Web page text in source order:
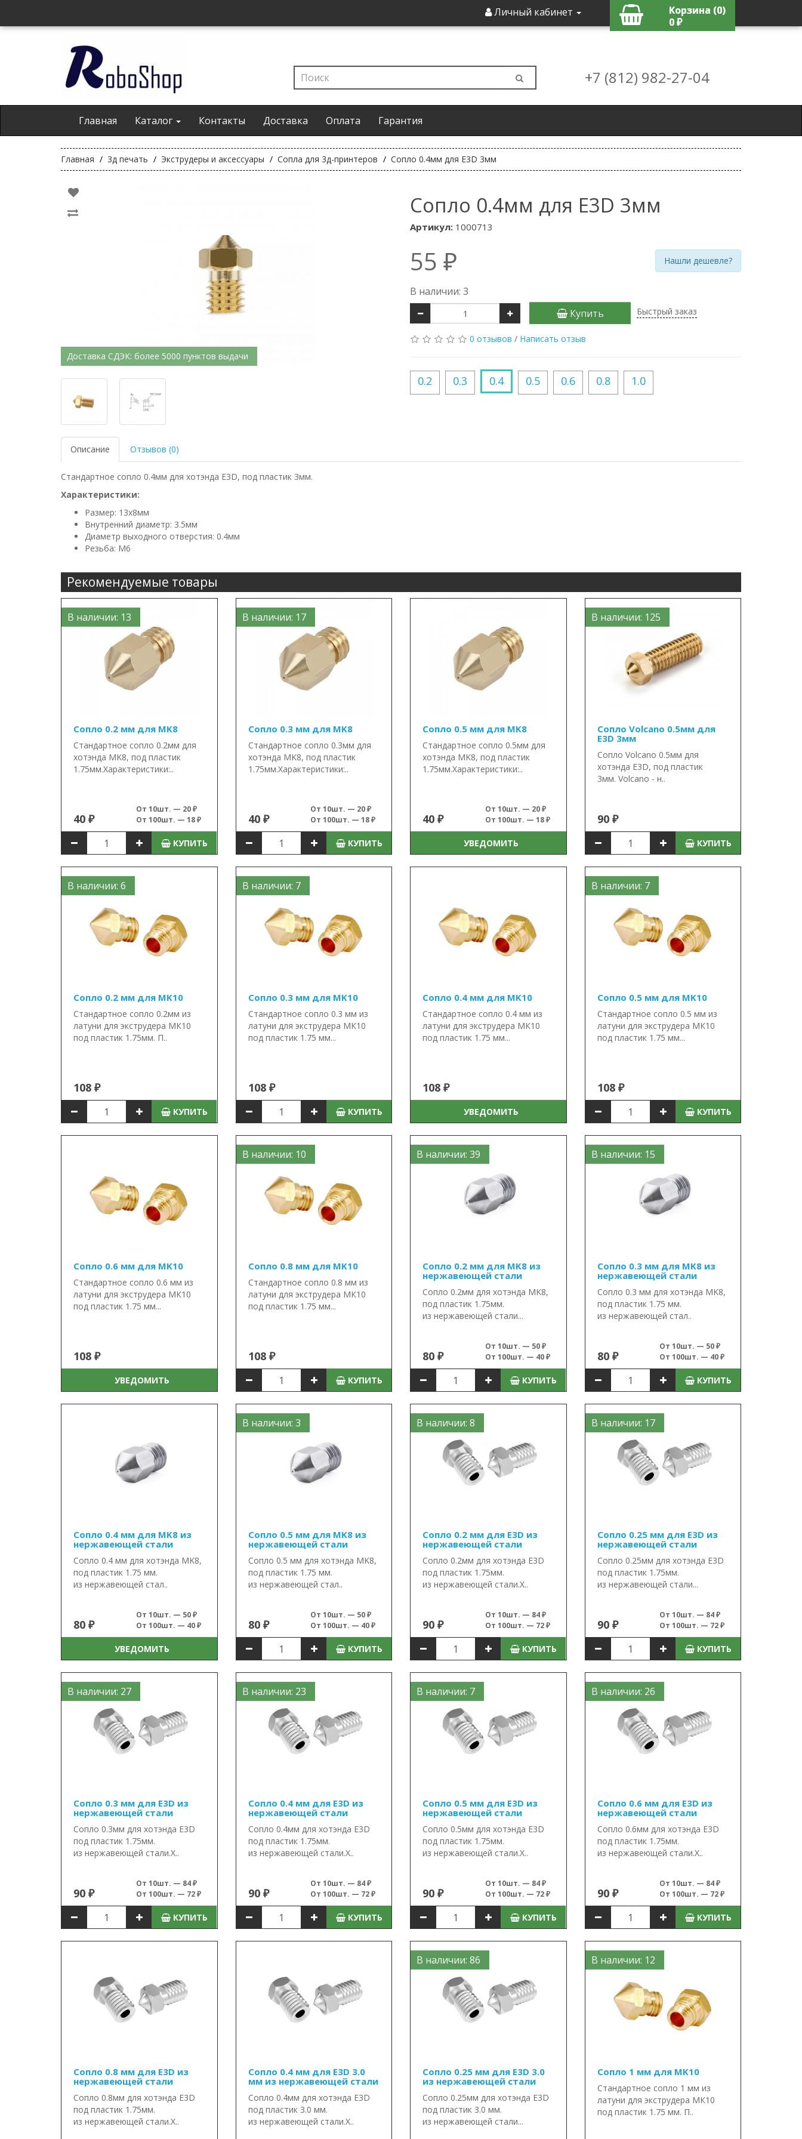
Личный кабинет
Корзина (0)
0 ₽
+7 (812) 982-27-04
Главная Каталог Контакты Доставка Оплата Гарантия
Главная 3д печать Экструдеры и аксессуары Сопла для 3д-принтеров Сопло 0.4мм для E3D 3мм
Доставка СДЭК: более 5000 пунктов выдачи
Сопло 0.4мм для E3D 3мм
Артикул: 1000713
55 ₽ Нашли дешевле?
В наличии: 3
Купить
Быстрый заказ
0 отзывов / Написать отзыв
0.2 0.3 0.4 0.5 0.6 0.8 1.0
Описание Отзывов (0)
Стандартное сопло 0.4мм для хотэнда E3D, под пластик 3мм.
Характеристики:
Размер: 13х8мм
Внутренний диаметр: 3.5мм
Диаметр выходного отверстия: 0.4мм
Резьба: М6
Рекомендуемые товары
В наличии: 13
Сопло 0.2 мм для MK8
Стандартное сопло 0.2мм для
хотэнда MK8, под пластик
1.75мм.Характеристики:..
40 ₽
От 10шт. — 20 ₽
От 100шт. — 18 ₽
КУПИТЬ
В наличии: 17
Сопло 0.3 мм для MK8
Стандартное сопло 0.3мм для
хотэнда MK8, под пластик
1.75мм.Характеристики:..
40 ₽
От 10шт. — 20 ₽
От 100шт. — 18 ₽
КУПИТЬ
Сопло 0.5 мм для MK8
Стандартное сопло 0.5мм для
хотэнда MK8, под пластик
1.75мм.Характеристики:..
40 ₽
От 10шт. — 20 ₽
От 100шт. — 18 ₽
УВЕДОМИТЬ
В наличии: 125
Сопло Volcano 0.5мм для
E3D 3мм
Сопло Volcano 0.5мм для
хотэнда E3D, под пластик
3мм. Volcano - н..
90 ₽
КУПИТЬ
В наличии: 6
Сопло 0.2 мм для MK10
Стандартное сопло 0.2мм из
латуни для экструдера МК10
под пластик 1.75мм. П..
108 ₽
КУПИТЬ
В наличии: 7
Сопло 0.3 мм для MK10
Стандартное сопло 0.3 мм из
латуни для экструдера МК10
под пластик 1.75 мм...
108 ₽
КУПИТЬ
Сопло 0.4 мм для MK10
Стандартное сопло 0.4 мм из
латуни для экструдера МК10
под пластик 1.75 мм...
108 ₽
УВЕДОМИТЬ
В наличии: 7
Сопло 0.5 мм для MK10
Стандартное сопло 0.5 мм из
латуни для экструдера МК10
под пластик 1.75 мм...
108 ₽
КУПИТЬ
Сопло 0.6 мм для MK10
Стандартное сопло 0.6 мм из
латуни для экструдера МК10
под пластик 1.75 мм...
108 ₽
УВЕДОМИТЬ
В наличии: 10
Сопло 0.8 мм для MK10
Стандартное сопло 0.8 мм из
латуни для экструдера МК10
под пластик 1.75 мм...
108 ₽
КУПИТЬ
В наличии: 39
Сопло 0.2 мм для MK8 из
нержавеющей стали
Сопло 0.2мм для хотэнда MK8,
под пластик 1.75мм.
из нержавеющей стали...
80 ₽
От 10шт. — 50 ₽
От 100шт. — 40 ₽
КУПИТЬ
В наличии: 15
Сопло 0.3 мм для MK8 из
нержавеющей стали
Сопло 0.3 мм для хотэнда MK8,
под пластик 1.75 мм.
из нержавеющей стал..
80 ₽
От 10шт. — 50 ₽
От 100шт. — 40 ₽
КУПИТЬ
Сопло 0.4 мм для MK8 из
нержавеющей стали
Сопло 0.4 мм для хотэнда MK8,
под пластик 1.75 мм.
из нержавеющей стал..
80 ₽
От 10шт. — 50 ₽
От 100шт. — 40 ₽
УВЕДОМИТЬ
В наличии: 3
Сопло 0.5 мм для MK8 из
нержавеющей стали
Сопло 0.5 мм для хотэнда MK8,
под пластик 1.75 мм.
из нержавеющей стал..
80 ₽
От 10шт. — 50 ₽
От 100шт. — 40 ₽
КУПИТЬ
В наличии: 8
Сопло 0.2 мм для E3D из
нержавеющей стали
Сопло 0.2мм для хотэнда E3D
под пластик 1.75мм.
из нержавеющей стали.Х..
90 ₽
От 10шт. — 84 ₽
От 100шт. — 72 ₽
КУПИТЬ
В наличии: 17
Сопло 0.25 мм для E3D из
нержавеющей стали
Сопло 0.25мм для хотэнда E3D
под пластик 1.75мм.
из нержавеющей стали...
90 ₽
От 10шт. — 84 ₽
От 100шт. — 72 ₽
КУПИТЬ
В наличии: 27
Сопло 0.3 мм для E3D из
нержавеющей стали
Сопло 0.3мм для хотэнда E3D
под пластик 1.75мм.
из нержавеющей стали.Х..
90 ₽
От 10шт. — 84 ₽
От 100шт. — 72 ₽
КУПИТЬ
В наличии: 23
Сопло 0.4 мм для E3D из
нержавеющей стали
Сопло 0.4мм для хотэнда E3D
под пластик 1.75мм.
из нержавеющей стали.Х..
90 ₽
От 10шт. — 84 ₽
От 100шт. — 72 ₽
КУПИТЬ
В наличии: 7
Сопло 0.5 мм для E3D из
нержавеющей стали
Сопло 0.5мм для хотэнда E3D
под пластик 1.75мм.
из нержавеющей стали.Х..
90 ₽
От 10шт. — 84 ₽
От 100шт. — 72 ₽
КУПИТЬ
В наличии: 26
Сопло 0.6 мм для E3D из
нержавеющей стали
Сопло 0.6мм для хотэнда E3D
под пластик 1.75мм.
из нержавеющей стали.Х..
90 ₽
От 10шт. — 84 ₽
От 100шт. — 72 ₽
КУПИТЬ
Сопло 0.8 мм для E3D из
нержавеющей стали
Сопло 0.8мм для хотэнда E3D
под пластик 1.75мм.
из нержавеющей стали.Х..
Сопло 0.4 мм для E3D 3.0
мм из нержавеющей стали
Сопло 0.4мм для хотэнда E3D
под пластик 3.0 мм.
из нержавеющей стали.Х..
В наличии: 86
Сопло 0.25 мм для E3D 3.0
из нержавеющей стали
Сопло 0.25мм для хотэнда E3D
под пластик 3.0 мм.
из нержавеющей стали...
В наличии: 12
Сопло 1 мм для MK10
Стандартное сопло 1 мм из
латуни для экструдера МК10
под пластик 1.75 мм. П..